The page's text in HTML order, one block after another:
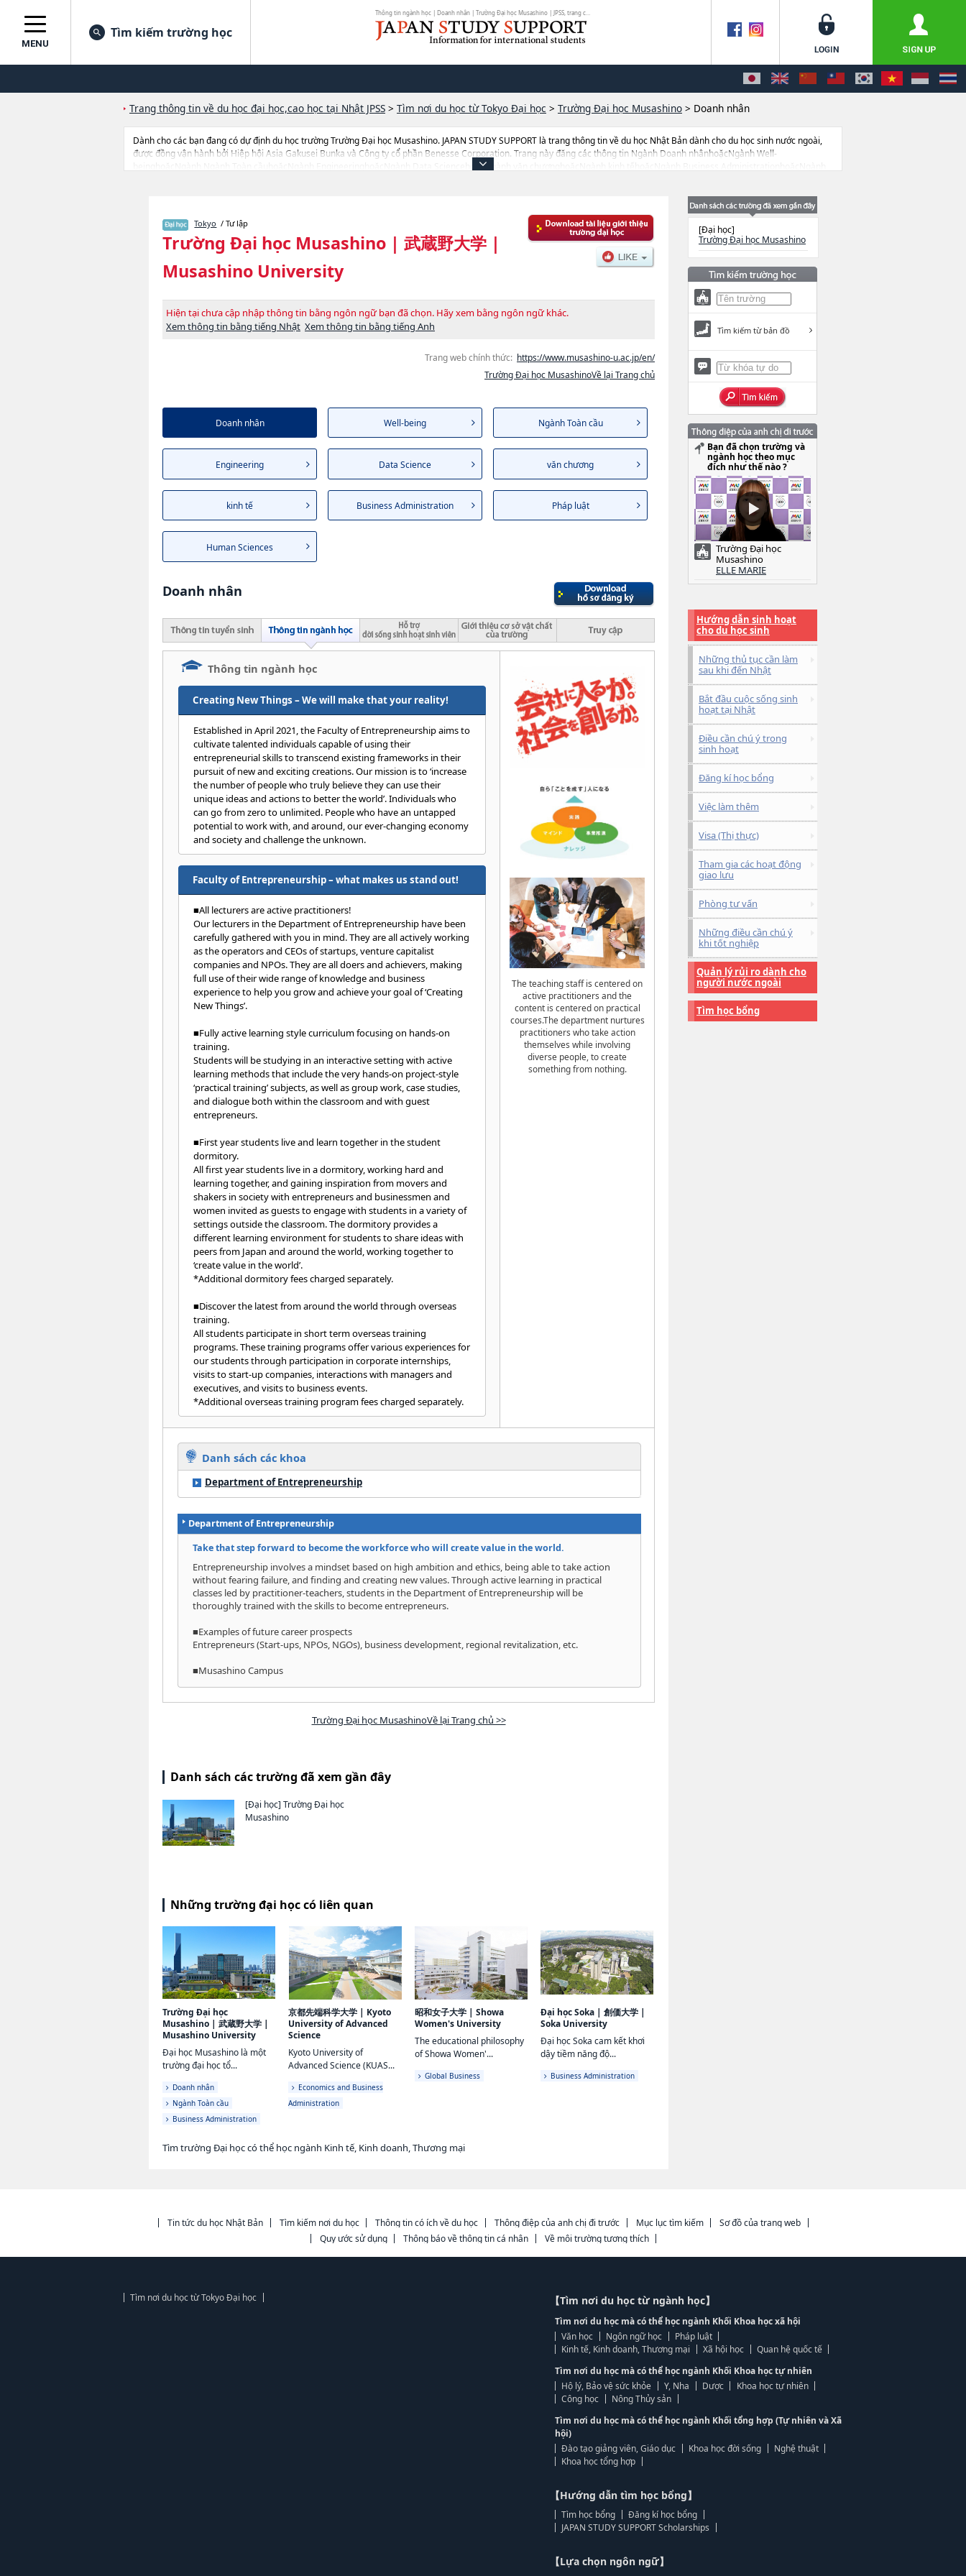
MENU
Tìm kiếm trường học
Trang thông tin về du học đại học,cao học tại Nhật JPSS > Tìm nơi du học từ Tokyo Đại học > Trường Đại học Musashino > Doanh nhân
Dành cho các bạn đang có dự định du học trường Trường Đại học Musashino. JAPAN STUDY SUPPORT là trang thông tin về du học Nhật Bản dành cho du học sinh nước ngoài,
được đồng vận hành bởi Hiệp hội Asia Gakusei Bunka và Công ty cổ phần Benesse Corporation. Trang này đăng các thông tin Ngành Doanh nhânhoặcNgành Well-
beinghoặcNgành Ngành Toàn cầuhoặcNgành EngineeringhoặcNgành Data SciencehoặcNgành văn chươnghoặcNgành kinh tếhoặcNgành Business AdministrationhoặcNgành
Tokyo / Tư lập
Trường Đại học Musashino | 武蔵野大学 |
Musashino University
Hiện tại chưa cập nhập thông tin bằng ngôn ngữ bạn đã chọn. Hãy xem bằng ngôn ngữ khác.
Xem thông tin bằng tiếng Nhật Xem thông tin bằng tiếng Anh
Trang web chính thức: https://www.musashino-u.ac.jp/en/
Trường Đại học MusashinoVề lại Trang chủ
Doanh nhân Well-being Ngành Toàn cầu
Engineering Data Science văn chương
kinh tế Business Administration Pháp luật
Human Sciences
Doanh nhân
Thông tin ngành học
Creating New Things – We will make that your reality!
Established in April 2021, the Faculty of Entrepreneurship aims to
cultivate talented individuals capable of using their
entrepreneurial skills to transcend existing frameworks in their
pursuit of new and exciting creations. Our mission is to ‘increase
the number of people who truly believe they can use their
unique ideas and actions to better the world’. Individuals who
can go from zero to unlimited. People who have an untapped
potential to work with, and around, our ever-changing economy
and society and challenge the unknown.
Faculty of Entrepreneurship – what makes us stand out!
■All lecturers are active practitioners!
Our lecturers in the Department of Entrepreneurship have been
carefully gathered with you in mind. They are all actively working
as the operators and CEOs of startups, venture capitalist
companies and NPOs. They are all doers and achievers, making
full use of their wide range of knowledge and business
experience to help you grow and achieve your goal of ‘Creating
New Things’.
■Fully active learning style curriculum focusing on hands-on
training.
Students will be studying in an interactive setting with active
learning methods that include the very hands-on project-style
‘practical training’ subjects, as well as group work, case studies,
and dialogue both within the classroom and with guest
entrepreneurs.
■First year students live and learn together in the student
dormitory.
All first year students live in a dormitory, working hard and
learning together, and gaining inspiration from movers and
shakers in society with entrepreneurs and businessmen and
women invited as guests to engage with students in a variety of
settings outside the classroom. The dormitory provides a
different learning environment for students to share ideas with
peers from Japan and around the world, working together to
‘create value in the world’.
*Additional dormitory fees charged separately.
■Discover the latest from around the world through overseas
training.
All students participate in short term overseas training
programs. These training programs offer various experiences for
our students through participation in corporate internships,
visits to start-up companies, interactions with managers and
executives, and visits to business events.
*Additional overseas training program fees charged separately.
The teaching staff is centered on
active practitioners and the
content is centered on practical
courses.The department nurtures
practitioners who take action
themselves while involving
diverse people, to create
something from nothing.
Danh sách các khoa
Department of Entrepreneurship
Department of Entrepreneurship
Take that step forward to become the workforce who will create value in the world.
Entrepreneurship involves a mindset based on high ambition and ethics, being able to take action
without fearing failure, and finding and creating new values. Through active learning in practical
classes led by practitioner-teachers, students in the Department of Entrepreneurship will be
thoroughly trained with the skills to become entrepreneurs.
■Examples of future career prospects
Entrepreneurs (Start-ups, NPOs, NGOs), business development, regional revitalization, etc.
■Musashino Campus
Trường Đại học MusashinoVề lại Trang chủ >>
Danh sách các trường đã xem gần đây
[Đại học] Trường Đại học
Musashino
Những trường đại học có liên quan
Trường Đại học
Musashino | 武蔵野大学 |
Musashino University
Đại học Musashino là một
trường đại học tổ...
Doanh nhân
Ngành Toàn cầu
Business Administration
京都先端科学大学 | Kyoto
University of Advanced
Science
Kyoto University of
Advanced Science (KUAS...
Economics and Business
Administration
昭和女子大学| Showa
Women's University
The educational philosophy
of Showa Women'...
Global Business
Đại học Soka |創価大学 |
Soka University
Đại học Soka cam kết khơi
dậy tiềm năng độ...
Business Administration
Tìm trường Đại học có thể học ngành Kinh tế, Kinh doanh, Thương mại
[Đại học]
Trường Đại học Musashino
Tìm kiếm từ bản đồ
Bạn đã chọn trường và
ngành học theo mục
đích như thế nào ?
Trường Đại học
Musashino
ELLE MARIE
Hướng dẫn sinh hoạt
cho du học sinh
Những thủ tục cần làm
sau khi đến Nhật
Bắt đầu cuộc sống sinh
hoạt tại Nhật
Điều cần chú ý trong
sinh hoạt
Đăng kí học bổng
Việc làm thêm
Visa (Thị thực)
Tham gia các hoạt động
giao lưu
Phòng tư vấn
Những điều cần chú ý
khi tốt nghiệp
Quản lý rủi ro dành cho
người nước ngoài
Tìm học bổng
Tin tức du học Nhật Bản Tìm kiếm nơi du học Thông tin có ích về du học Thông điệp của anh chị đi trước Mục lục tìm kiếm
Sơ đồ của trang web
Quy ước sử dụng
Thông báo về thông tin cá nhân Về môi trường tương thích
Tìm nơi du học từ Tokyo Đại học 【Tìm nơi du học từ ngành học】
Tìm nơi du học mà có thể học ngành Khối Khoa học xã hội
Văn học
Ngôn ngữ học
Pháp luật
Kinh tế, Kinh doanh, Thương mại
Xã hội học
Quan hệ quốc tế
Tìm nơi du học mà có thể học ngành Khối Khoa học tự nhiên
Hộ lý, Bảo vệ sức khỏe
Y, Nha Dược
Khoa học tự nhiên
Công học
Nông Thủy sản
Tìm nơi du học mà có thể học ngành Khối tổng hợp (Tự nhiên và Xã
hội)
Đào tạo giảng viên, Giáo dục
Khoa học đời sống
Nghệ thuật
Khoa học tổng hợp
【Hướng dẫn tìm học bổng】
Tìm học bổng
Đăng kí học bổng
JAPAN STUDY SUPPORT Scholarships
【Lựa chọn ngôn ngữ】